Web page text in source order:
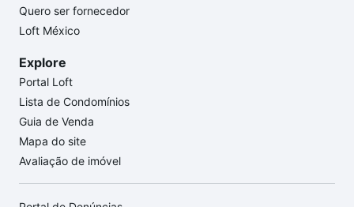
Quero ser fornecedor
Loft México
Explore
Portal Loft
Lista de Condomínios
Guia de Venda
Mapa do site
Avaliação de imóvel